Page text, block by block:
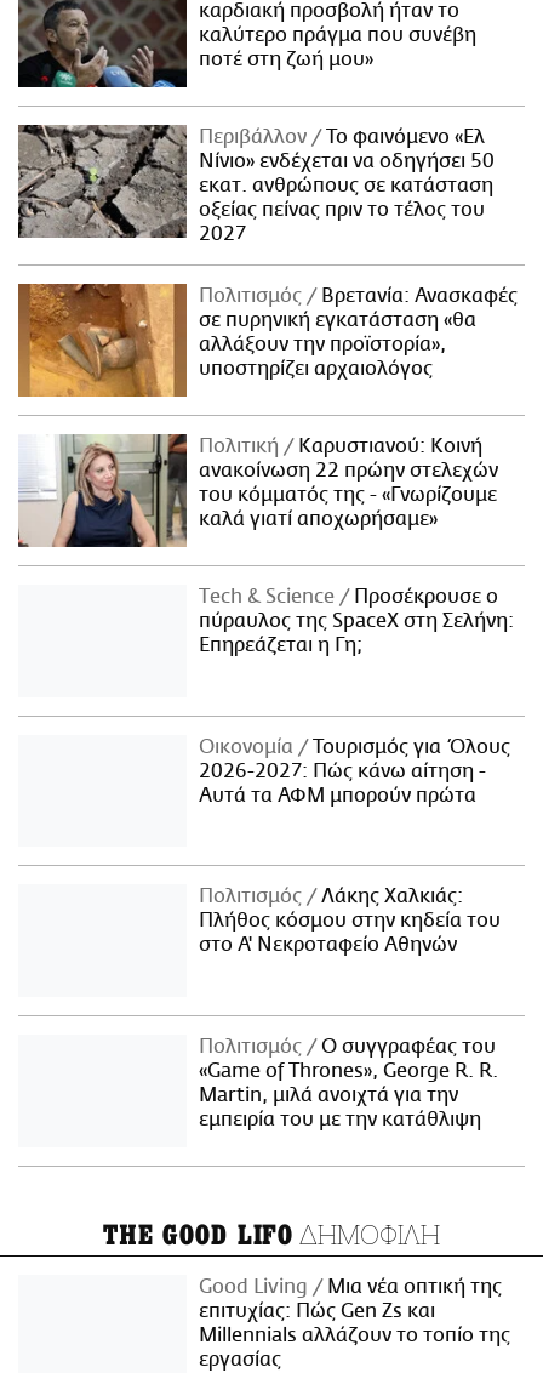
καρδιακή προσβολή ήταν το
καλύτερο πράγμα που συνέβη
ποτέ στη ζωή μου»
Περιβάλλον
Το φαινόμενο «Ελ
Νίνιο» ενδέχεται να οδηγήσει 50
εκατ. ανθρώπους σε κατάσταση
οξείας πείνας πριν το τέλος του
2027
Πολιτισμός
Βρετανία: Ανασκαφές
σε πυρηνική εγκατάσταση «θα
αλλάξουν την προϊστορία»,
υποστηρίζει αρχαιολόγος
Πολιτική
Καρυστιανού: Κοινή
ανακοίνωση 22 πρώην στελεχών
του κόμματός της - «Γνωρίζουμε
καλά γιατί αποχωρήσαμε»
Τech & Science
Προσέκρουσε ο
πύραυλος της SpaceX στη Σελήνη:
Επηρεάζεται η Γη;
Οικονομία
Τουρισμός για Όλους
2026-2027: Πώς κάνω αίτηση -
Αυτά τα ΑΦΜ μπορούν πρώτα
Πολιτισμός
Λάκης Χαλκιάς:
Πλήθος κόσμου στην κηδεία του
στο Α' Νεκροταφείο Αθηνών
Πολιτισμός
Ο συγγραφέας του
«Game of Thrones», George R. R.
Martin, μιλά ανοιχτά για την
εμπειρία του με την κατάθλιψη
THE GOOD LIFO ΔΗΜΟΦΙΛΗ
Good Living
Μια νέα οπτική της
επιτυχίας: Πώς Gen Zs και
Millennials αλλάζουν το τοπίο της
εργασίας